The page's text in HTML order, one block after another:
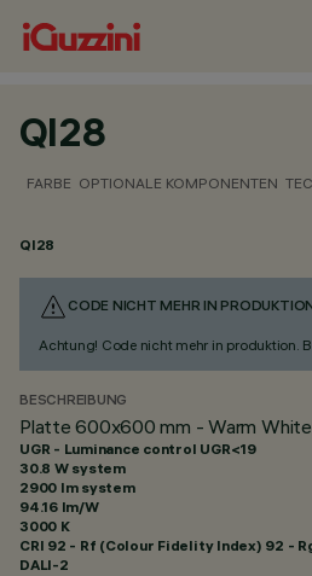
QI28
FARBE OPTIONALE KOMPONENTEN
QI28
CODE NICHT MEHR IN PRODUKTION
Achtung! Code nicht mehr in produktion.
BESCHREIBUNG
Platte 600x600 mm - Warm
UGR - Luminance control UGR<19
30.8 W system
2900 lm system
94.16 lm/W
3000 K
CRI 92 - Rf (Colour Fidelity Index) 92 -
DALI-2